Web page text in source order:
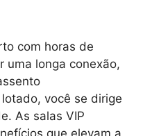
com horas de
uma longa conexão,
você se dirige
As salas VIP
que elevam a